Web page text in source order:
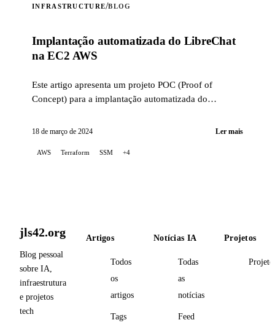
INFRASTRUCTURE/BLOG
Implantação automatizada do LibreChat
na EC2 AWS
Este artigo apresenta um projeto POC (Proof of
Concept) para a implantação automatizada do
orquestrar a infraestrutura...
18 de março de 2024 Ler mais
AWS Terraform SSM +4
jls42.org
Blog pessoal
sobre IA,
infraestrutura
e projetos
tech
Artigos
Todos
os
artigos
Tags
Notícias IA
Todas
as
notícias
Feed
Projetos